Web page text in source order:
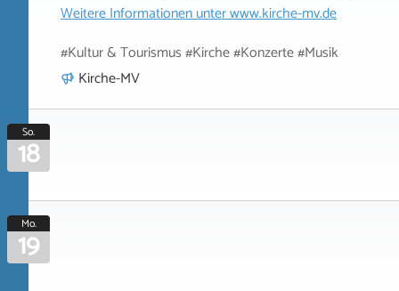
Weitere Informationen unterwww.kirche-mv.de
#Kultur & Tourismus #Kirche #Konzerte #Musik
Kirche-MV
So.
18
Mo.
19